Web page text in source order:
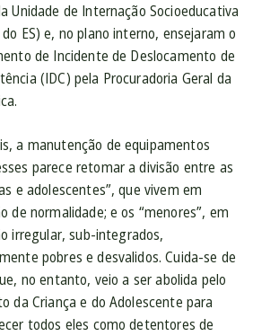
Unidade de Internação Socioeducativa
do ES) e, no plano interno, ensejaram o
de Incidente de Deslocamento de
(IDC) pela Procuradoria Geral da
a manutenção de equipamentos
parece retomar a divisão entre as
e adolescentes”, que vivem em
de normalidade; e os “menores”, em
irregular, sub-integrados,
pobres e desvalidos. Cuida-se de
no entanto, veio a ser abolida pelo
da Criança e do Adolescente para
todos eles como detentores de